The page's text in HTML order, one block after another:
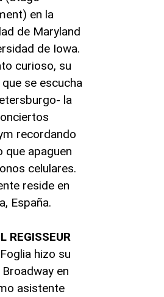
en la
de Maryland
de Iowa.
curioso, su
se escucha
la
recordando
que apaguen
celulares.
reside en
España.
REGISSEUR
hizo su
en
asistente